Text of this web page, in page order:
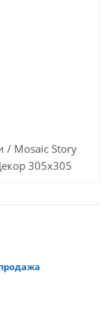
/ Mosaic Story
305х305